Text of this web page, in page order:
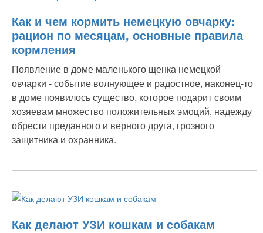
Как и чем кормить немецкую овчарку:
рацион по месяцам, основные правила
кормления
Появление в доме маленького щенка немецкой
овчарки - событие волнующее и радостное, наконец-то
в доме появилось существо, которое подарит своим
хозяевам множество положительных эмоций, надежду
обрести преданного и верного друга, грозного
защитника и охранника.
Как делают УЗИ кошкам и собакам